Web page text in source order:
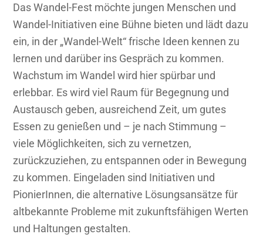
Das Wandel-Fest möchte jungen Menschen und
Wandel-Initiativen eine Bühne bieten und lädt dazu
ein, in der „Wandel-Welt“ frische Ideen kennen zu
lernen und darüber ins Gespräch zu kommen.
Wachstum im Wandel wird hier spürbar und
erlebbar. Es wird viel Raum für Begegnung und
Austausch geben, ausreichend Zeit, um gutes
Essen zu genießen und – je nach Stimmung –
viele Möglichkeiten, sich zu vernetzen,
zurückzuziehen, zu entspannen oder in Bewegung
zu kommen. Eingeladen sind Initiativen und
PionierInnen, die alternative Lösungsansätze für
altbekannte Probleme mit zukunftsfähigen Werten
und Haltungen gestalten.